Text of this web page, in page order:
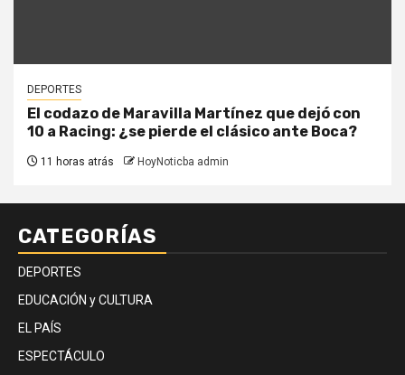
DEPORTES
El codazo de Maravilla Martínez que dejó con
10 a Racing: ¿se pierde el clásico ante Boca?
11 horas atrás HoyNoticba admin
CATEGORÍAS
DEPORTES
EDUCACIÓN y CULTURA
EL PAÍS
ESPECTÁCULO